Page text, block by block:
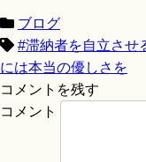
ブログ
#滞納者を自立させ
には本当の優しさを
コメントを残す
コメント